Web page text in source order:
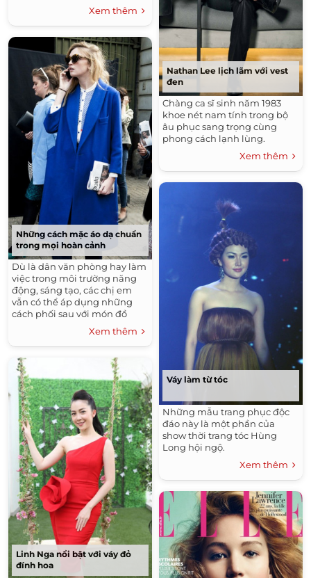
Xem thêm
Những cách mặc áo dạ chuẩn
trong mọi hoàn cảnh
Dù là dân văn phòng hay làm
việc trong môi trường năng
động, sáng tạo, các chị em
vẫn có thể áp dụng những
cách phối sau với món đồ
không thể thiếu ngày đông.
Xem thêm
Linh Nga nổi bật với váy đỏ
đính hoa
Nathan Lee lịch lãm với vest
đen
Chàng ca sĩ sinh năm 1983
khoe nét nam tính trong bộ
âu phục sang trọng cùng
phong cách lạnh lùng.
Xem thêm
Váy làm từ tóc
Những mẫu trang phục độc
đáo này là một phần của
show thời trang tóc Hùng
Long hội ngộ.
Xem thêm